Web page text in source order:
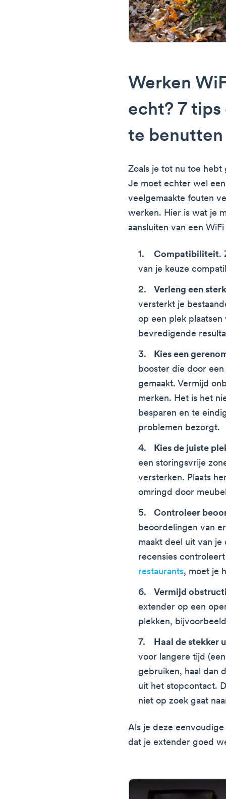
Werken
echt? 7
te benutten
Zoals je tot nu toe
Je moet echter wel
veelgemaakte fouten
werken. Hier is wat je
aansluiten van een
Compatibiliteit.
van je keuze
Verleng een
versterkt je
op een plek plaatsen
bevredigende
Kies een
booster die door
gemaakt. Vermijd
merken. Het is het
besparen en te
problemen bezorgt.
Kies de juiste
een storingsvrije
versterken. Plaats
omringd door
Controleer
beoordelingen van
maakt deel uit van
recensies
restaurants, moet je
Vermijd
extender op een
plekken,
Haal de stekker
voor langere tijd
gebruiken, haal dan
uit het stopcontact.
niet op zoek gaat
Als je deze
dat je extender goed